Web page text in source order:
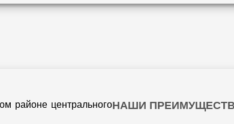
районе центральногоНАШИ